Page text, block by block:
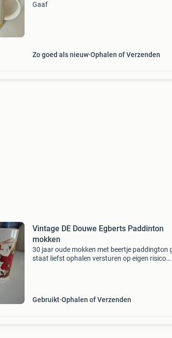
Gaaf
Zo goed als nieuw Ophalen of Verzenden
Vintage DE Douwe Egberts Paddinton
mokken
30 jaar oude mokken met beertje paddington
staat liefst ophalen versturen op eigen risico
Gebruikt Ophalen of Verzenden